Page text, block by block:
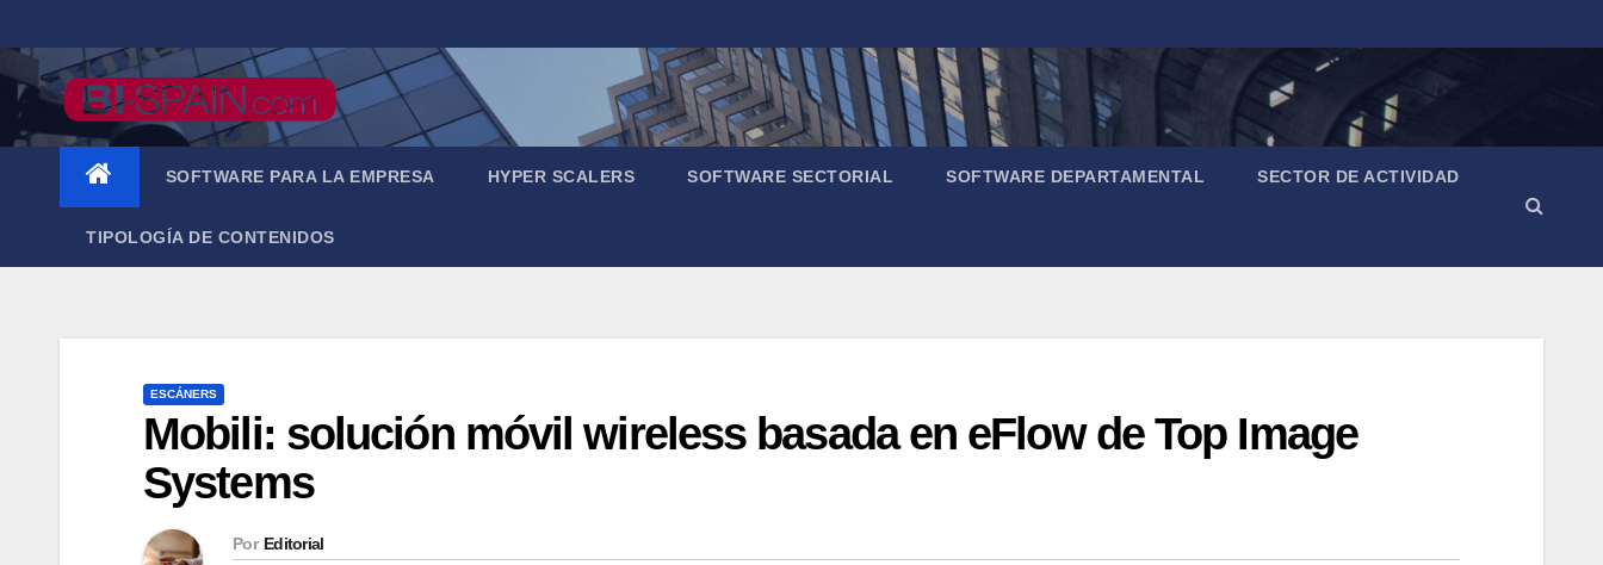
al
contenido
SOFTWARE PARA LA EMPRESA HYPER SCALERS SOFTWARE SECTORIAL SOFTWARE DEPARTAMENTAL SECTOR DE ACTIVIDAD
TIPOLOGÍA DE CONTENIDOS
ESCÁNERS
Mobili: solución móvil wireless basada en eFlow de Top Image
Systems
Por Editorial